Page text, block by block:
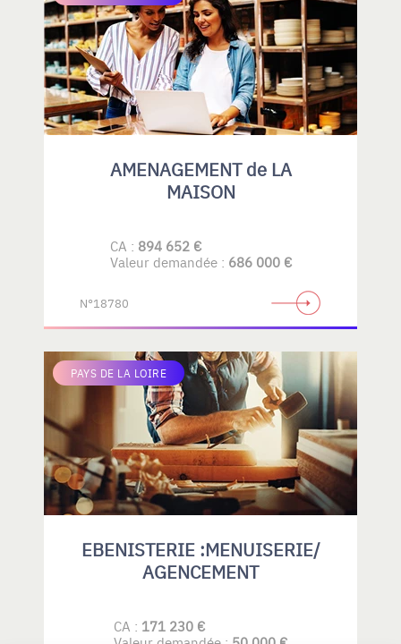
AMENAGEMENT de LA
MAISON
CA : 894 652 €
Valeur demandée : 686 000 €
N°18780
PAYS DE LA LOIRE
EBENISTERIE :MENUISERIE/
AGENCEMENT
CA : 171 230 €